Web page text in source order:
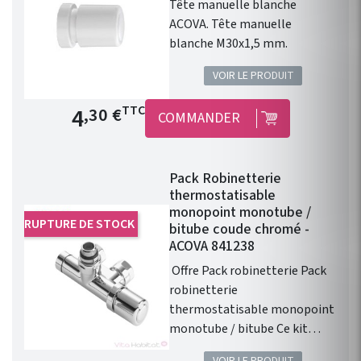
chaude.
Tête manuelle blanche
ACOVA. Tête manuelle
blanche M30x1,5 mm.
VOIR LE PRODUIT
Prix de base
4,30 €TTC COMMANDER
RUPTURE DE STOCK
Pack Robinetterie
thermostatisable
monopoint monotube /
bitube coude chromé -
ACOVA 841238
Offre Pack robinetterie Pack
robinetterie
thermostatisable monopoint
monotube / bitube Ce kit
robinetterie est vendu avec : 1